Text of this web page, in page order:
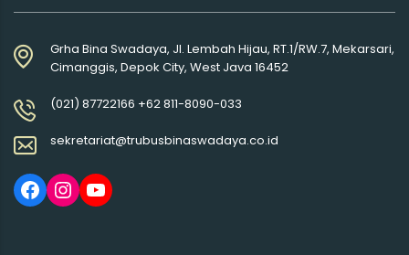
Grha Bina Swadaya, Jl. Lembah Hijau, RT.1/RW.7, Mekarsari,
Cimanggis, Depok City, West Java 16452
(021) 87722166 +62 811-8090-033
sekretariat@trubusbinaswadaya.co.id